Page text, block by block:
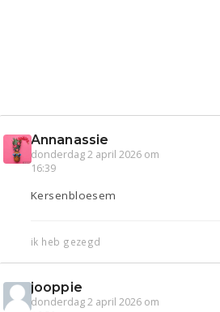
Annanassie
donderdag 2 april 2026 om
16:39
Kersenbloesem
ik heb gezegd
jooppie
donderdag 2 april 2026 om